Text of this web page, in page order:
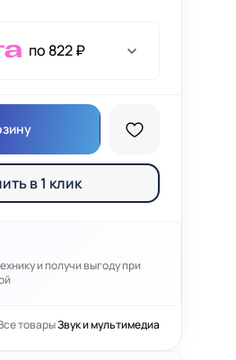
по 822 ₽
в 1 клик
и получи выгоду при
товарыЗвук и мультимедиа